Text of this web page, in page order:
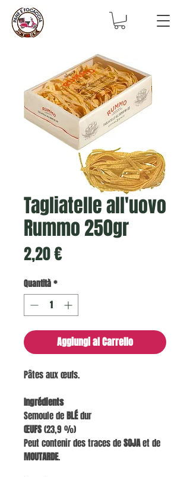
Tagliatelle all'uovo
Rummo 250gr
2,20 €Prezzo
Quantità*
Aggiungi al Carrello
Pâtes aux œufs.
Ingrédients
Semoule deBLÉdur
ŒUFS(23,9 %)
Peut contenir des traces deSOJAet de
MOUTARDE.